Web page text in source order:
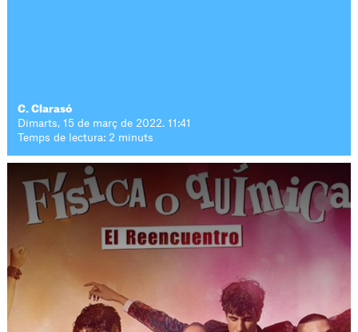
C. Clarasó
Dimarts, 15 de març de 2022. 11:41
Temps de lectura: 2 minuts